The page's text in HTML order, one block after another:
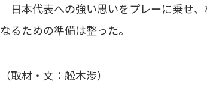
日本代表への強い思いをプレーに乗せ
なるための準備は整った。
（取材・文：舩木渉）